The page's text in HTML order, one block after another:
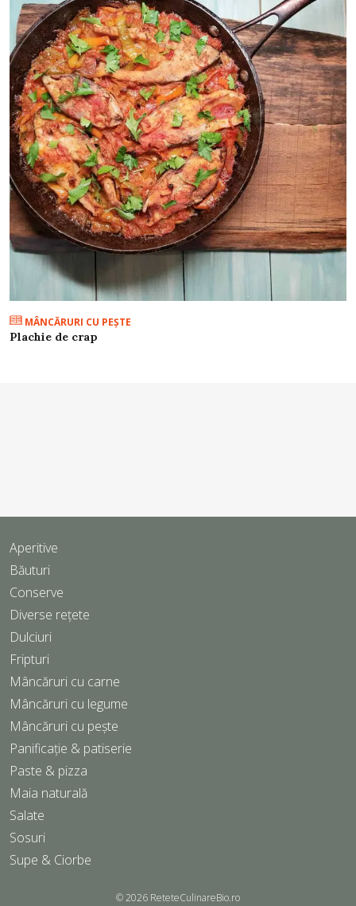
MÂNCĂRURI CU PEŞTE
Plachie de crap
Aperitive
Băuturi
Conserve
Diverse rețete
Dulciuri
Fripturi
Mâncăruri cu carne
Mâncăruri cu legume
Mâncăruri cu pește
Panificație & patiserie
Paste & pizza
Maia naturală
Salate
Sosuri
Supe & Ciorbe
© 2026 ReteteCulinareBio.ro